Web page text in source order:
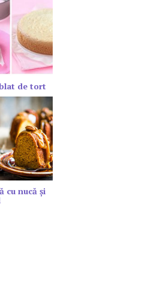
de tort
cu nucă și